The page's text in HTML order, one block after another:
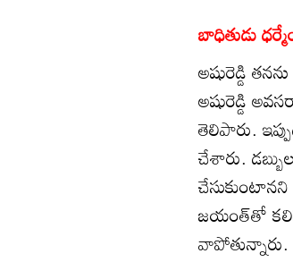
బాధితుడు
అషురెడ్డి
అషురెడ్డి
తెలిపారు.
చేశారు.
జయంత్‌తో
వాపోతున్నారు.